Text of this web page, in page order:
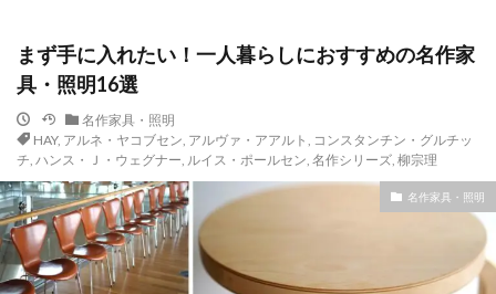
まず手に入れたい！一人暮らしにおすすめの名作家
具・照明16選
名作家具・照明
HAY, アルネ・ヤコブセン, アルヴァ・アアルト , コンスタンチン・グルチッ
チ, ハンス・Ｊ・ウェグナー, ルイス・ポールセン, 名作シリーズ, 柳宗理
名作家具・照明